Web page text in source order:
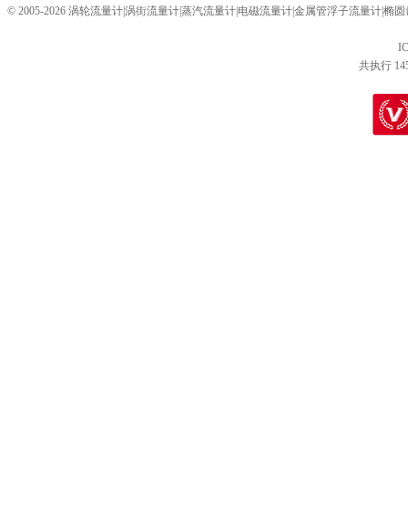
© 2005-2026 涡轮流量计|涡街流量计|蒸汽流量计|电磁流量计|金属管浮子流量计|椭
共执行